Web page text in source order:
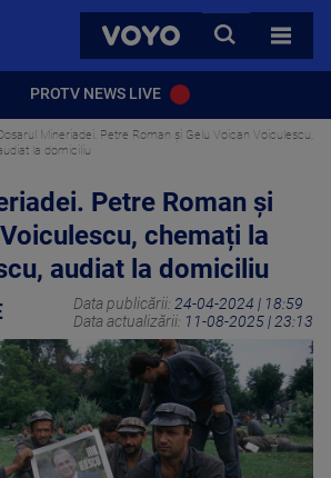
VOYO
CAUTA
TOATE
PROTV NEWS LIVE
Mineriadei. Petre Roman şi Gelu Voican Voiculescu,
la domiciliu
Petre Roman şi
chemați la
audiat la domiciliu
Data publicării: 24-04-2024 | 18:59
Data actualizării: 11-08-2025 | 23:13